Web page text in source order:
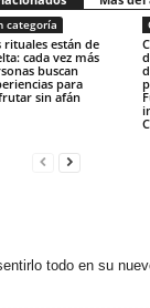
categoría
rituales están de
cada vez más
buscan
para
sin afán
todo en su